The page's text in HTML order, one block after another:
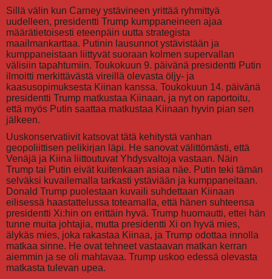
Sillä välin kun Carney ystävineen yrittää ryhmittyä
uudelleen, presidentti Trump kumppaneineen ajaa
määrätietoisesti eteenpäin uutta strategista
maailmankarttaa. Putinin lausunnot ystävistään ja
kumppaneistaan liittyvät suoraan kolmen supervallan
välisiin tapahtumiin. Toukokuun 9. päivänä presidentti Putin
ilmoitti merkittävästä vireillä olevasta öljy- ja
kaasusopimuksesta Kiinan kanssa. Toukokuun 14. päivänä
presidentti Trump matkustaa Kiinaan, ja nyt on raportoitu,
että myös Putin saattaa matkustaa Kiinaan hyvin pian sen
jälkeen.
Uuskonservatiivit katsovat tätä kehitystä vanhan
geopoliittisen pelikirjan läpi. He sanovat välittömästi, että
Venäjä ja Kiina liittoutuvat Yhdysvaltoja vastaan. Näin
Trump tai Putin eivät kuitenkaan asiaa näe. Putin teki tämän
selväksi kuvailemalla tarkasti ystäviään ja kumppaneitaan.
Donald Trump puolestaan kuvaili suhdettaan Kiinaan
eilisessä haastattelussa toteamalla, että hänen suhteensa
presidentti Xi:hin on erittäin hyvä. Trump huomautti, ettei hän
tunne muita johtajia, mutta presidentti Xi on hyvä mies,
älykäs mies, joka rakastaa Kiinaa, ja Trump odottaa innolla
matkaa sinne. He ovat tehneet vastaavan matkan kerran
aiemmin ja se oli mahtavaa. Trump uskoo edessä olevasta
matkasta tulevan upea.